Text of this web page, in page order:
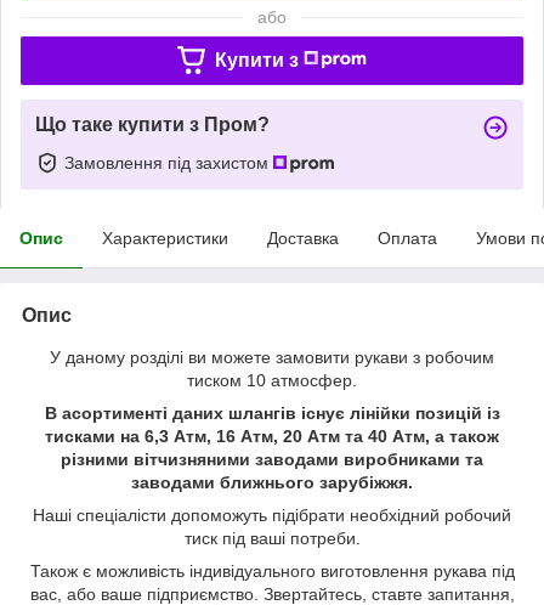
або
Купити з
Що таке купити з Пром?
Замовлення під захистом
Опис Характеристики Доставка Оплата Умови
Опис
У даному розділі ви можете замовити рукави з робочим
тиском 10 атмосфер.
В асортименті даних шлангів існує лінійки позицій із
тисками на 6,3 Атм, 16 Атм, 20 Атм та 40 Атм, а також
різними вітчизняними заводами виробниками та
заводами ближнього зарубіжжя.
Наші спеціалісти допоможуть підібрати необхідний робочий
тиск під ваші потреби.
Також є можливість індивідуального виготовлення рукава під
вас, або ваше підприємство. Звертайтесь, ставте запитання,